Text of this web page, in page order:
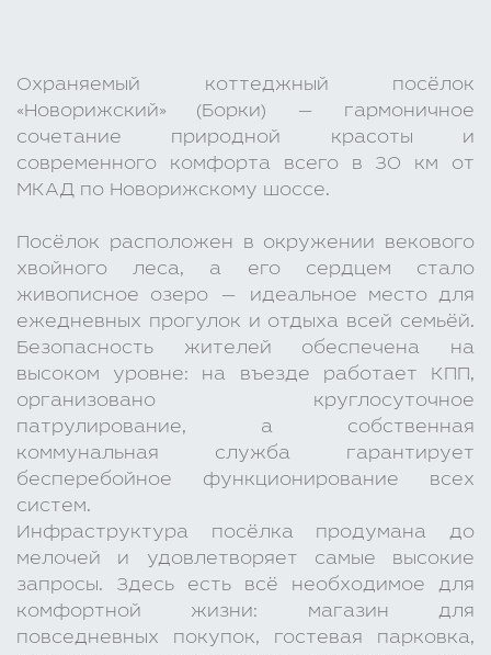
Охраняемый коттеджный посёлок
«Новорижский» (Борки) — гармоничное
сочетание природной красоты и
современного комфорта всего в 30 км от
МКАД по Новорижскому шоссе.
Посёлок расположен в окружении векового
хвойного леса, а его сердцем стало
живописное озеро — идеальное место для
ежедневных прогулок и отдыха всей семьёй.
Безопасность жителей обеспечена на
высоком уровне: на въезде работает КПП,
организовано круглосуточное
патрулирование, а собственная
коммунальная служба гарантирует
бесперебойное функционирование всех
систем.
Инфраструктура посёлка продумана до
мелочей и удовлетворяет самые высокие
запросы. Здесь есть всё необходимое для
комфортной жизни: магазин для
повседневных покупок, гостевая парковка,